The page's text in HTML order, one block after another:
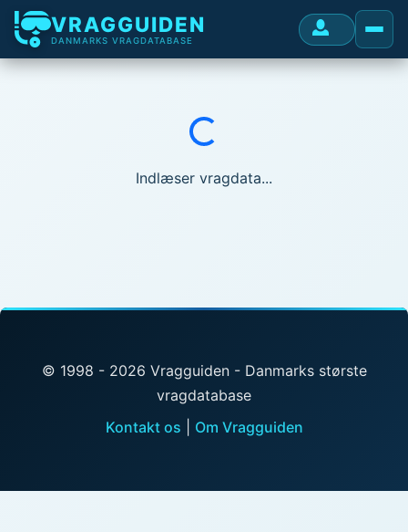
VRAGGUIDEN
DANMARKS VRAGDATABASE
Indlæser...
Indlæser vragdata...
© 1998 - 2026 Vragguiden - Danmarks største
vragdatabase
Kontakt os
Om Vragguiden